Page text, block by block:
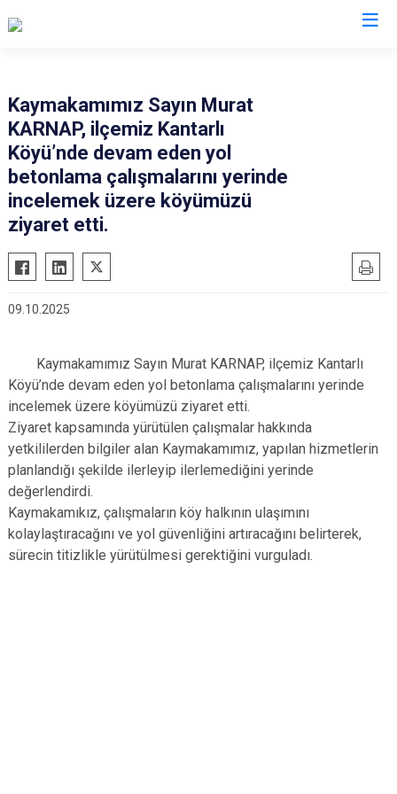
Ardeşen
Çamlıhemşin
Çayeli
Derepazarı
Fındıklı
Güneysu
Hemşin
İkizdere
İyidere
Kaymakamımız Sayın Murat
KARNAP, ilçemiz Kantarlı
Köyü’nde devam eden yol
betonlama çalışmalarını yerinde
incelemek üzere köyümüzü
ziyaret etti.
09.10.2025
Kaymakamımız Sayın Murat KARNAP, ilçemiz Kantarlı
Köyü’nde devam eden yol betonlama çalışmalarını yerinde
incelemek üzere köyümüzü ziyaret etti.
Ziyaret kapsamında yürütülen çalışmalar hakkında
yetkililerden bilgiler alan Kaymakamımız, yapılan hizmetlerin
planlandığı şekilde ilerleyip ilerlemediğini yerinde
değerlendirdi.
Kaymakamıkız, çalışmaların köy halkının ulaşımını
kolaylaştıracağını ve yol güvenliğini artıracağını belirterek,
sürecin titizlikle yürütülmesi gerektiğini vurguladı.